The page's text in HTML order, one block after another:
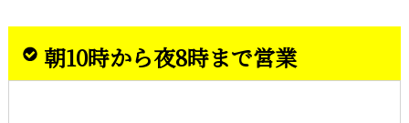
朝10時から夜8時まで営業